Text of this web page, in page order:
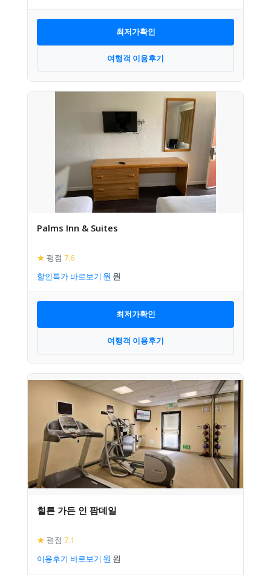
최저가확인
여행객 이용후기
Palms Inn & Suites
★ 평점 7.6
할인특가 바로보기
최저가확인
여행객 이용후기
힐튼 가든 인 팜데일
★ 평점 7.1
이용후기 바로보기